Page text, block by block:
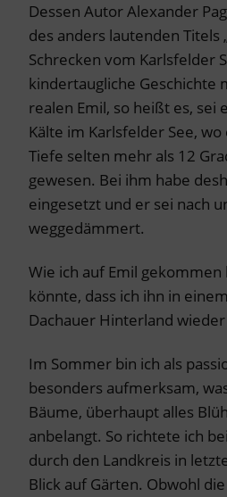
Dessen Autor Alexander
des anders lautenden Titels
Schrecken vom Karlsfelder
kindertaugliche Geschichte
realen Emil, so heißt es, sei
Kälte im Karlsfelder See,
Tiefe selten mehr als 12
gewesen. Bei ihm habe
eingesetzt und er sei nach
weggedämmert.
Wie ich auf Emil gekommen
könnte, dass ich ihn in
Dachauer Hinterland
Im Sommer bin ich als
besonders aufmerksam,
Bäume, überhaupt alles
anbelangt. So richtete ich
durch den Landkreis in
Blick auf Gärten. Obwohl